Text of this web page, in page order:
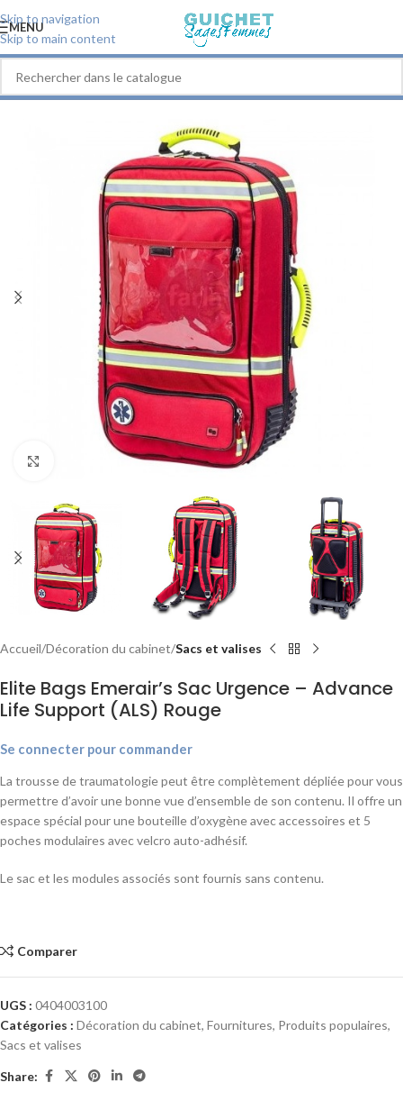
Skip to navigation
Skip to main content
MENU
Accueil Décoration du cabinet Sacs et valises
Elite Bags Emerair’s Sac Urgence – Advance
Life Support (ALS) Rouge
Se connecter pour commander
La trousse de traumatologie peut être complètement dépliée pour vous
permettre d’avoir une bonne vue d’ensemble de son contenu. Il offre un
espace spécial pour une bouteille d’oxygène avec accessoires et 5
poches modulaires avec velcro auto-adhésif.
Le sac et les modules associés sont fournis sans contenu.
Comparer
UGS : 0404003100
Catégories : Décoration du cabinet, Fournitures, Produits populaires,
Sacs et valises
Share: